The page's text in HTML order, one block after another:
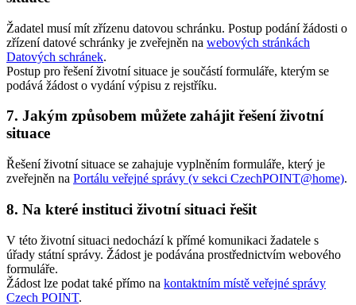
Žadatel musí mít zřízenu datovou schránku. Postup podání žádosti o
zřízení datové schránky je zveřejněn na webových stránkách
Datových schránek.
Postup pro řešení životní situace je součástí formuláře, kterým se
podává žádost o vydání výpisu z rejstříku.
7. Jakým způsobem můžete zahájit řešení životní
situace
Řešení životní situace se zahajuje vyplněním formuláře, který je
zveřejněn na Portálu veřejné správy (v sekci CzechPOINT@home).
8. Na které instituci životní situaci řešit
V této životní situaci nedochází k přímé komunikaci žadatele s
úřady státní správy. Žádost je podávána prostřednictvím webového
formuláře.
Žádost lze podat také přímo na kontaktním místě veřejné správy
Czech POINT.